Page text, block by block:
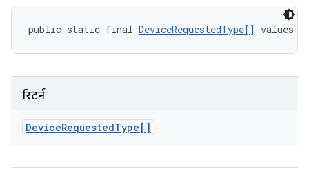
public static final DeviceRequestedType[] values
रिटर्न
DeviceRequestedType[]